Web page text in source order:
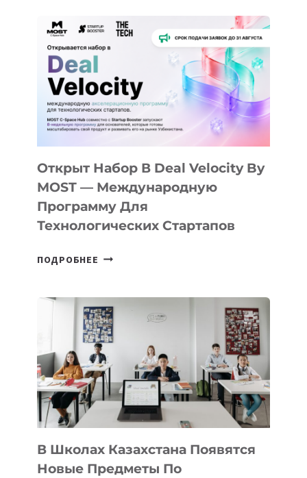
АЛМАТЫ:
AI
YOUTH
CAMP
ДАЛ
30
ПОДРОСТКАМ
БИЛЕТ
ПРЕДПРИНИМАТЕЛЬСТВО
Открыт Набор В Deal Velocity By
MOST — Международную
Программу Для
Технологических Стартапов
ПОДРОБНЕЕ ОТКРЫТ
DEAL
VELOCITY
BY
MOST
—
МЕЖДУНАРОДНУЮ
ПРОГРАММУ
ДЛЯ
ТЕХНОЛОГИЧЕСКИХ
В Школах Казахстана Появятся
Новые Предметы По